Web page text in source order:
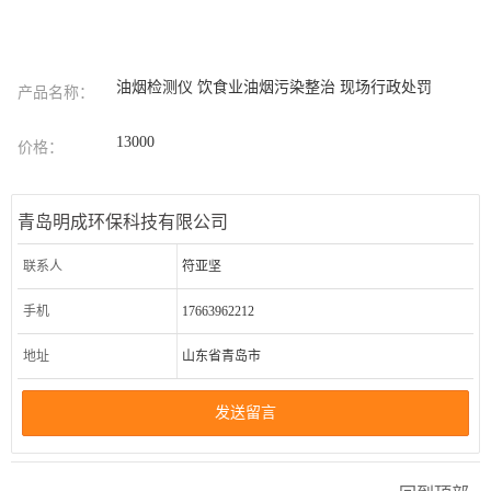
产品名称： 油烟检测仪 饮食业油烟污染整治 现场行政处罚
价格： 13000
青岛明成环保科技有限公司
联系人 符亚坚
手机 17663962212
地址 山东省青岛市
发送留言